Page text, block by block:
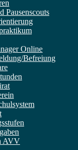
Pausenscouts
Online
Befreiung
AVV